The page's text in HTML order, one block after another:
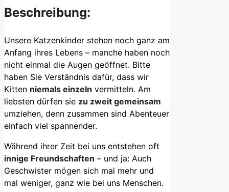
Beschreibung:
Unsere Katzenkinder stehen noch ganz am
Anfang ihres Lebens – manche haben noch
nicht einmal die Augen geöffnet. Bitte
haben Sie Verständnis dafür, dass wir
Kitten niemals einzeln vermitteln. Am
liebsten dürfen sie zu zweit gemeinsam
umziehen, denn zusammen sind Abenteuer
einfach viel spannender.
Während ihrer Zeit bei uns entstehen oft
innige Freundschaften – und ja: Auch
Geschwister mögen sich mal mehr und
mal weniger, ganz wie bei uns Menschen.